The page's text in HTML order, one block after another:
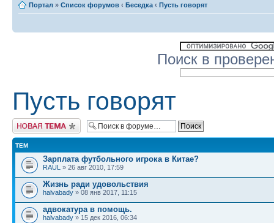
Портал » Список форумов ‹ Беседка ‹ Пусть говорят
Поиск в
Пусть говорят
Начать новую тему
ТЕМ
Зарплата футбольного игрока в Китае?
RAUL » 26 авг 2010, 17:59
Жизнь ради удовольствия
halvabady » 08 янв 2017, 11:15
адвокатура в помощь.
halvabady » 15 дек 2016, 06:34